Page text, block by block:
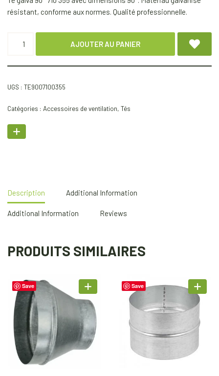
résistant, conforme aux normes. Qualité professionnelle.
AJOUTER AU PANIER
UGS : TE9007100355
Catégories : Accessoires de ventilation, Tés
Description Additional Information
Additional Information Reviews
PRODUITS SIMILAIRES
Save Save